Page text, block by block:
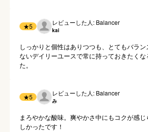
★5 レビューした人: Balancer
kai
しっかりと個性はありつつも、とてもバラ
ないデイリーユースで常に持っておきたくな
た。
★5 レビューした人: Balancer
み
まろやかな酸味。爽やかさ中にもコクが感
しかったです！